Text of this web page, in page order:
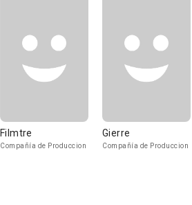
Filmtre
Compañía de Produccion
Gierre
Compañía de Produccion